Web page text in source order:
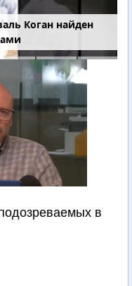
Коган найден
в